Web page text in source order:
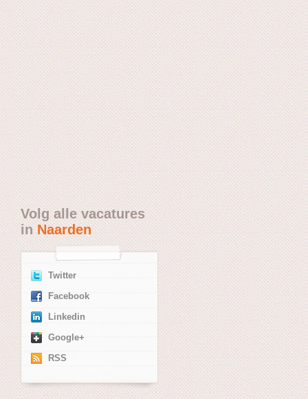
Volg alle vacatures
inNaarden
Twitter
Facebook
Linkedin
Google+
RSS